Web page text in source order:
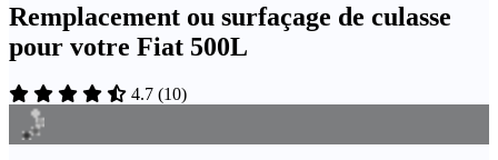
Remplacement ou surfaçage de culasse
pour votre Fiat 500L
4.7 (10)